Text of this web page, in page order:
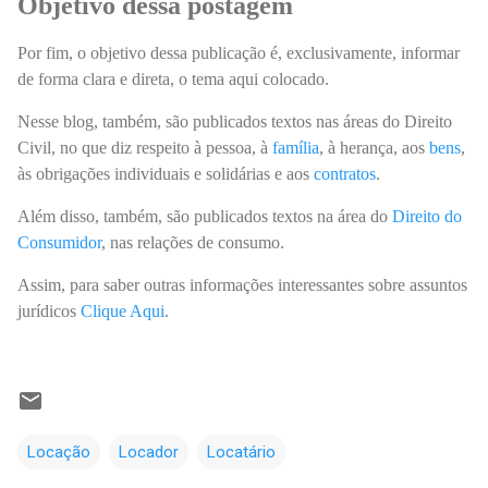
Por fim, o objetivo dessa publicação é, exclusivamente, informar
de forma clara e direta, o tema aqui colocado.
Nesse blog, também, são publicados textos nas áreas do Direito
Civil, no que diz respeito à pessoa, à família, à herança, aos bens,
às obrigações individuais e solidárias e aos contratos.
Além disso, também, são publicados textos na área do Direito do
Consumidor, nas relações de consumo.
Assim, para saber outras informações interessantes sobre assuntos
jurídicos Clique Aqui.
Locação Locador Locatário